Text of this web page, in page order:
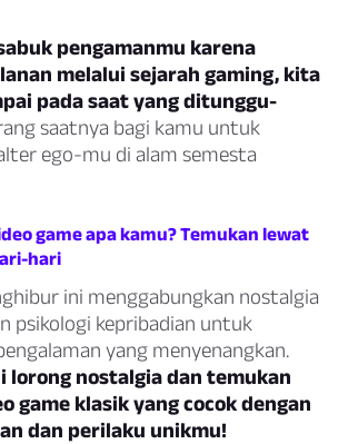
pengamanmu karena
melalui sejarah gaming, kita
pada saat yang ditunggu-
saatnya bagi kamu untuk
ego-mu di alam semesta
game apa kamu? Temukan lewat
hari
ini menggabungkan nostalgia
psikologi kepribadian untuk
yang menyenangkan.
lorong nostalgia dan temukan
game klasik yang cocok dengan
dan perilaku unikmu!